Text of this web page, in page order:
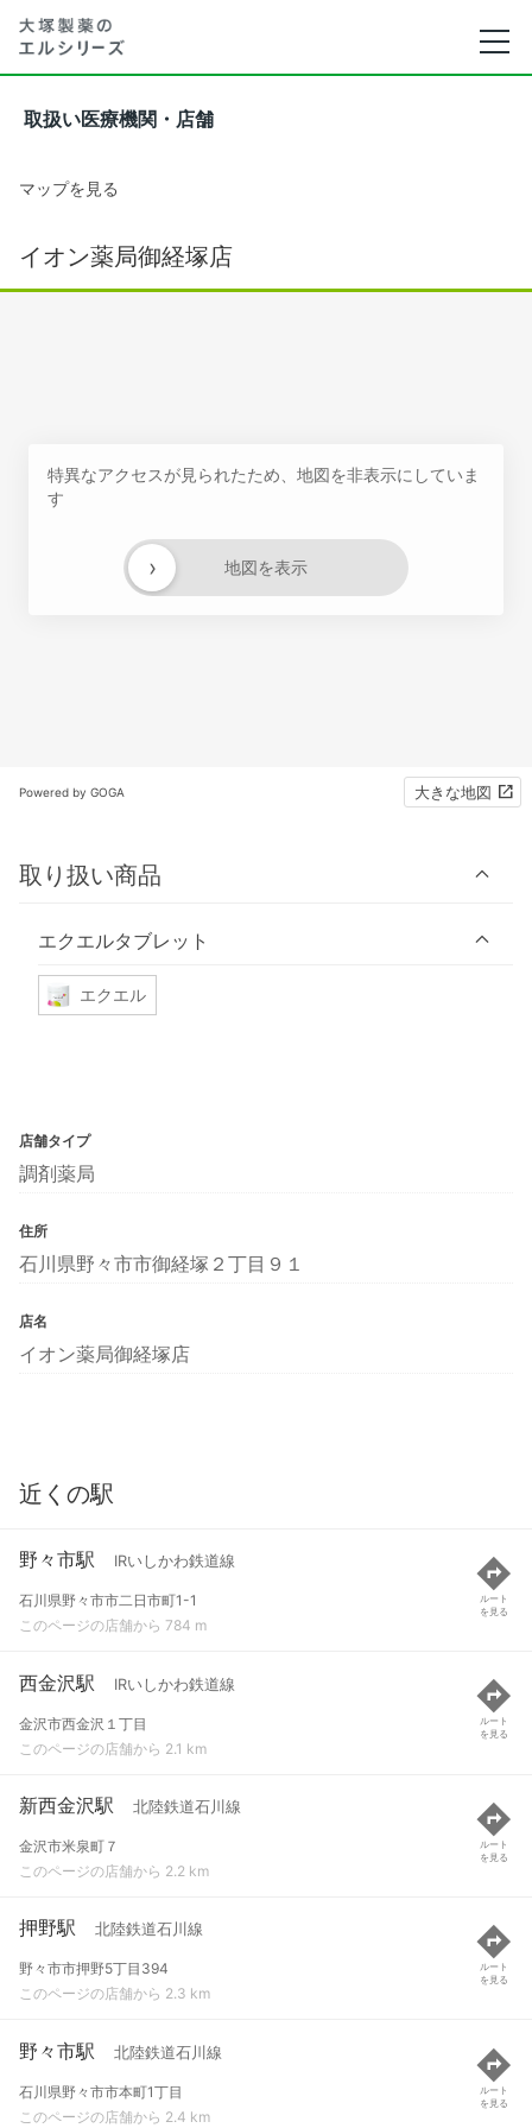
取扱い医療機関・店舗
マップを見る
イオン薬局御経塚店
特異なアクセスが見られたため、地図を非表示にしていま
す
地図を表示
›
Powered by GOGA 大きな地図
取り扱い商品
エクエルタブレット
エクエル
店舗タイプ
調剤薬局
住所
石川県野々市市御経塚２丁目９１
店名
イオン薬局御経塚店
近くの駅
野々市駅 IRいしかわ鉄道線
石川県野々市市二日市町1-1
このページの店舗から 784 m
ルート
を見る
西金沢駅 IRいしかわ鉄道線
金沢市西金沢１丁目
このページの店舗から 2.1 km
ルート
を見る
新西金沢駅 北陸鉄道石川線
金沢市米泉町７
このページの店舗から 2.2 km
ルート
を見る
押野駅 北陸鉄道石川線
野々市市押野5丁目394
このページの店舗から 2.3 km
ルート
を見る
野々市駅 北陸鉄道石川線
石川県野々市市本町1丁目
このページの店舗から 2.4 km
ルート
を見る